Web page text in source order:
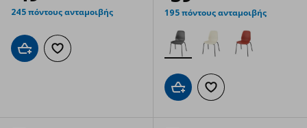
245 πόντους ανταμοιβής
Προσθήκη στο καλάθι
Προσθήκη στα αγαπημένα
195 πόντους ανταμοιβής
Προσθήκη στο καλάθι
Προσθήκη στα